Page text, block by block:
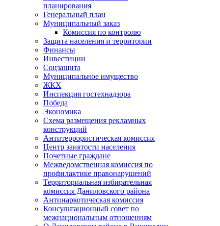
планирования
Генеральный план
Муниципальный заказ
Комиссия по контролю
Защита населения и территории
Финансы
Инвестиции
Соцзащита
Муниципальное имущество
ЖКХ
Инспекция гостехнадзора
Победа
Экономика
Схема размещения рекламных
конструкций
Антитеррористическая комиссия
Центр занятости населения
Почетные граждане
Межведомственная комиссия по
профилактике правонарушений
Территориальная избирательная
комиссия Даниловского района
Антинаркотическая комиссия
Консультационный совет по
межнациональным отношениям